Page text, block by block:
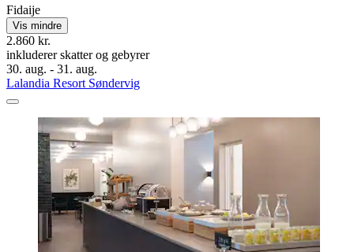
Fidaije
Vis mindre
2.860 kr.
inkluderer skatter og gebyrer
30. aug. - 31. aug.
Lalandia Resort Søndervig